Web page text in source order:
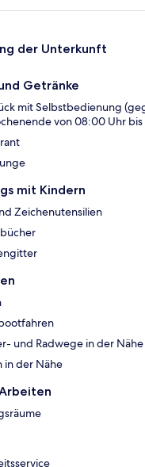
der Unterkunft
Getränke
mit Selbstbedienung
von 08:00 Uhr
mit Kindern
Zeichenutensilien
und Radwege in der Nähe
in der Nähe